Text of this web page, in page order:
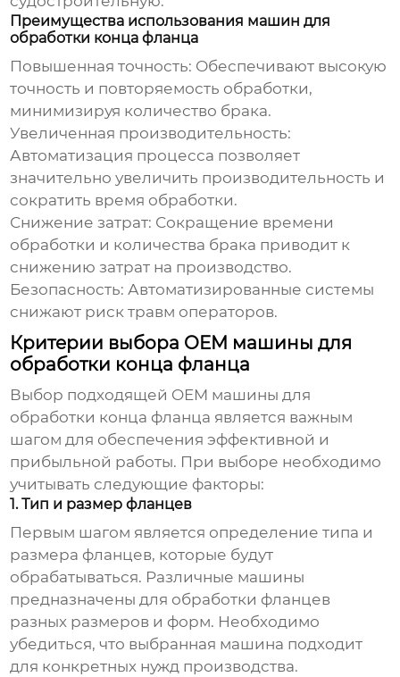
Преимущества использования машин для
обработки конца фланца
Повышенная точность: Обеспечивают высокую
точность и повторяемость обработки,
минимизируя количество брака.
Увеличенная производительность:
Автоматизация процесса позволяет
значительно увеличить производительность и
сократить время обработки.
Снижение затрат: Сокращение времени
обработки и количества брака приводит к
снижению затрат на производство.
Безопасность: Автоматизированные системы
снижают риск травм операторов.
Критерии выбора OEM машины для
обработки конца фланца
Выбор подходящей OEM машины для
обработки конца фланца является важным
шагом для обеспечения эффективной и
прибыльной работы. При выборе необходимо
учитывать следующие факторы:
1. Тип и размер фланцев
Первым шагом является определение типа и
размера фланцев, которые будут
обрабатываться. Различные машины
предназначены для обработки фланцев
разных размеров и форм. Необходимо
убедиться, что выбранная машина подходит
для конкретных нужд производства.